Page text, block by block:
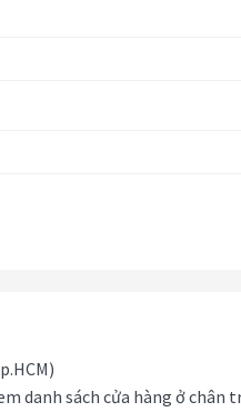
danh sách cửa hàng ở chân